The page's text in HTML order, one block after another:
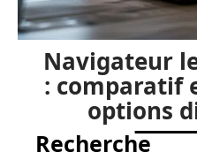
Navigateur
: comparatif
options
Recherche